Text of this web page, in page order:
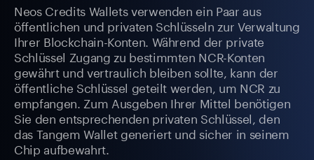
Neos Credits Wallets verwenden ein Paar aus
öffentlichen und privaten Schlüsseln zur Verwaltung
Ihrer Blockchain-Konten. Während der private
Schlüssel Zugang zu bestimmten NCR-Konten
gewährt und vertraulich bleiben sollte, kann der
öffentliche Schlüssel geteilt werden, um NCR zu
empfangen. Zum Ausgeben Ihrer Mittel benötigen
Sie den entsprechenden privaten Schlüssel, den
das Tangem Wallet generiert und sicher in seinem
Chip aufbewahrt.